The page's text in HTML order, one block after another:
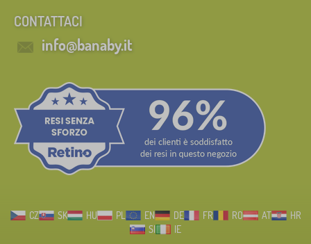
CONTATTACI
info@banaby.it
CZ SK HU PL EN DE FR RO AT
HR
SI
IE